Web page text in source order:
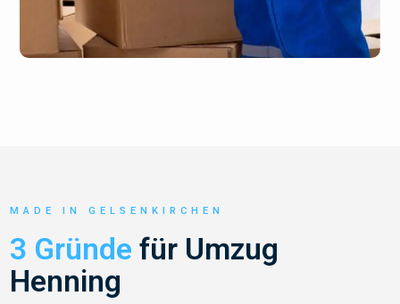
MADE IN GELSENKIRCHEN
3 Gründe für Umzug
Henning